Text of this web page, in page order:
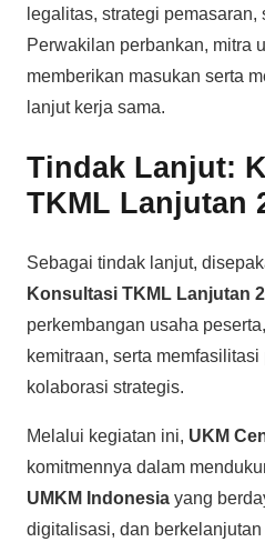
legalitas, strategi pemasaran,
Perwakilan perbankan, mitra
memberikan masukan serta
lanjut kerja sama.
Tindak Lanjut:
TKML Lanjutan
Sebagai tindak lanjut,
Konsultasi TKML Lanjutan
perkembangan usaha
kemitraan, serta
kolaborasi strategis.
Melalui kegiatan ini, UKM
komitmennya dalam
UMKM Indonesia yang
digitalisasi, dan